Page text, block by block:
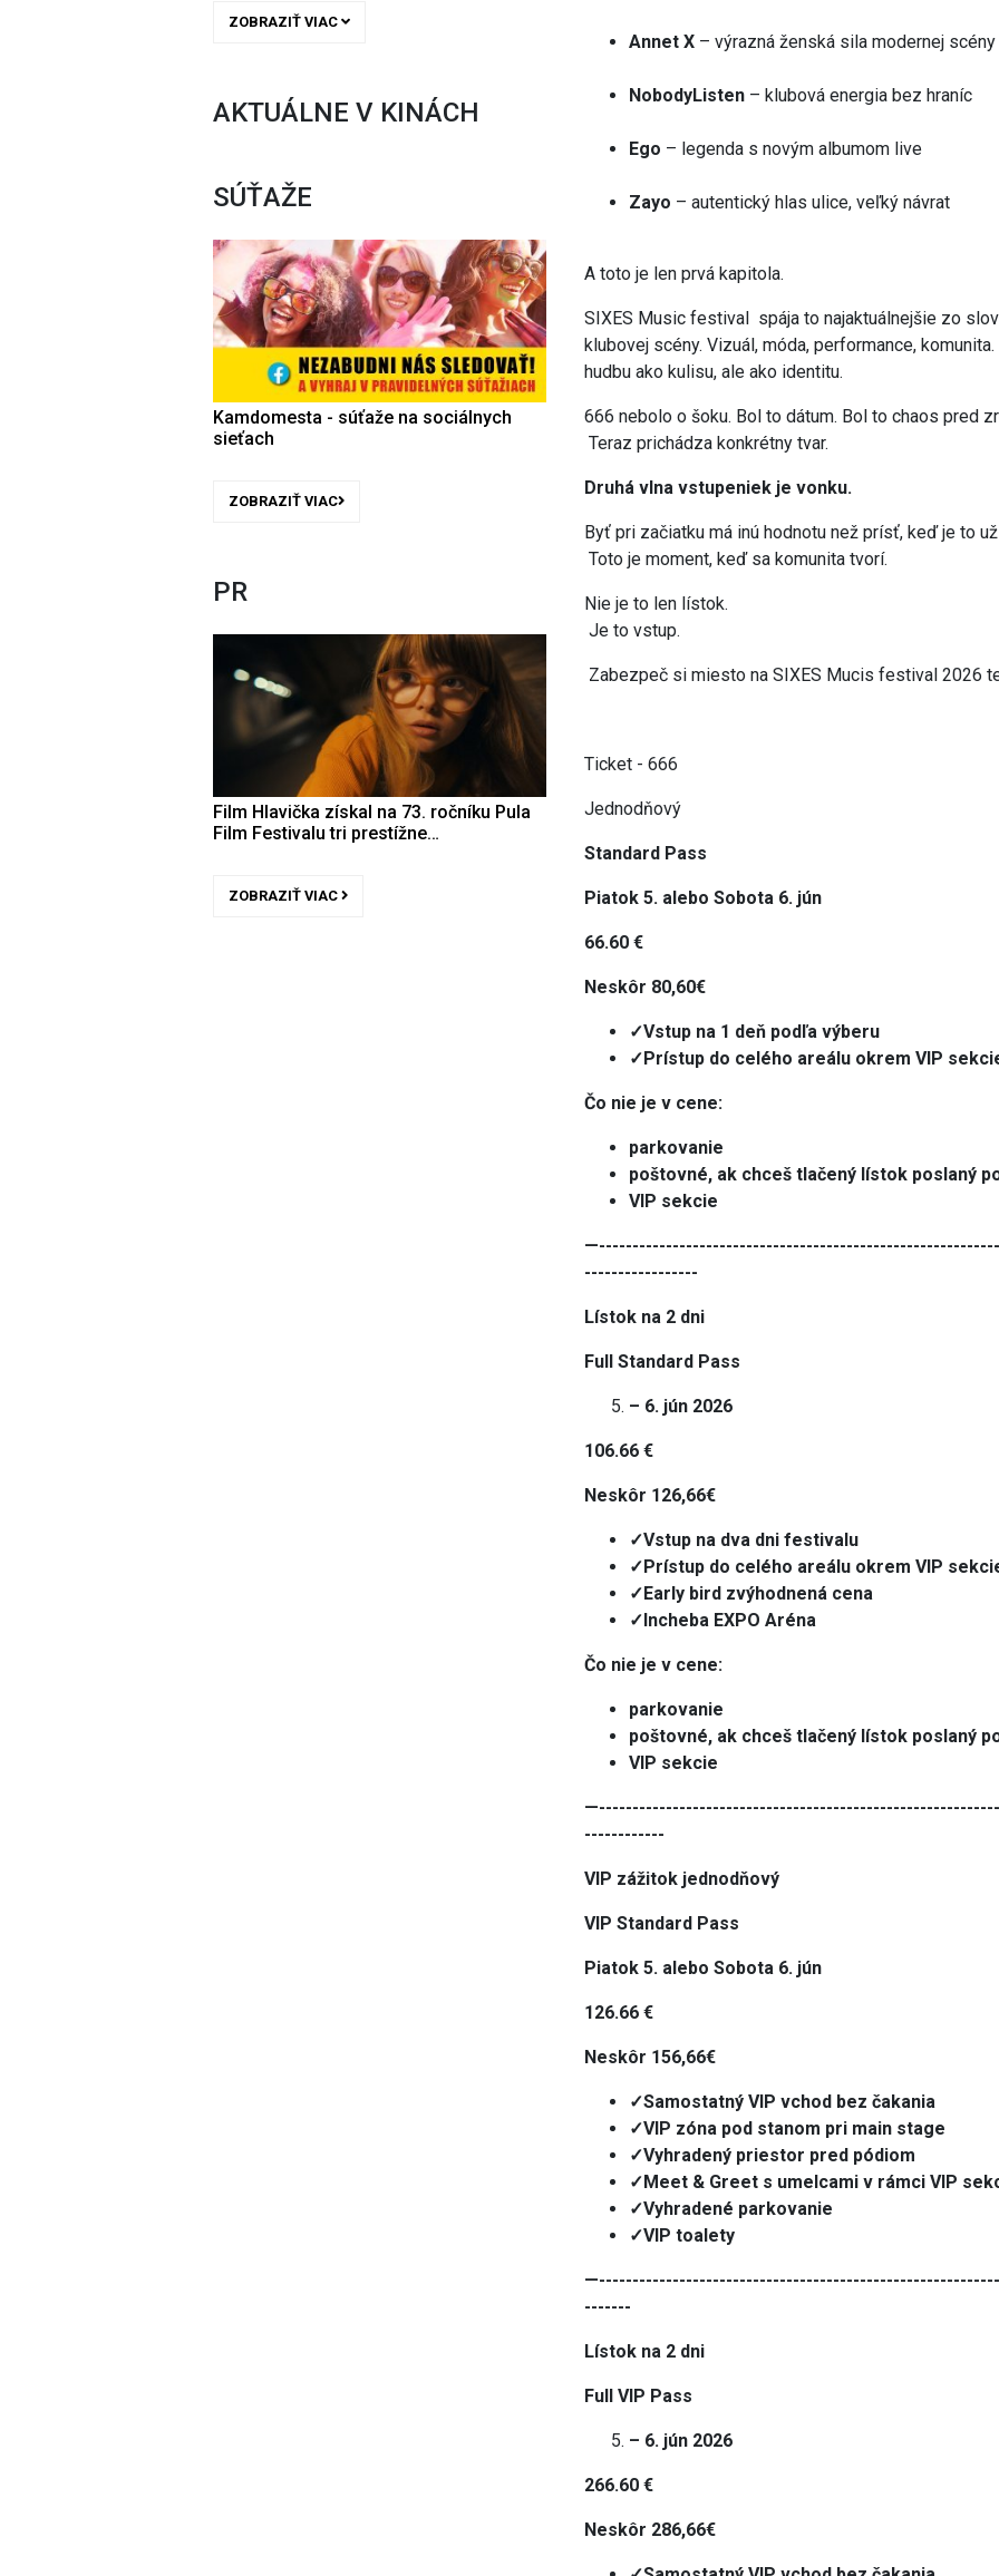
ZOBRAZIŤ VIAC
AKTUÁLNE V KINÁCH
SÚŤAŽE
Kamdomesta - súťaže na sociálnych
sieťach
ZOBRAZIŤ VIAC
PR
Film Hlavička získal na 73. ročníku Pula
Film Festivalu tri prestížne…
ZOBRAZIŤ VIAC
Annet X – výrazná ženská sila modernej scény
NobodyListen – klubová energia bez hraníc
Ego – legenda s novým albumom live
Zayo – autentický hlas ulice, veľký návrat
A toto je len prvá kapitola.
SIXES Music festival spája to najaktuálnejšie zo
klubovej scény. Vizuál, móda, performance,
hudbu ako kulisu, ale ako identitu.
666 nebolo o šoku. Bol to dátum. Bol to chaos pred
Teraz prichádza konkrétny tvar.
Druhá vlna vstupeniek je vonku.
Byť pri začiatku má inú hodnotu než prísť, keď je to
Toto je moment, keď sa komunita tvorí.
Nie je to len lístok.
Je to vstup.
Zabezpeč si miesto na SIXES Mucis festival 2026
Ticket - 666
Jednodňový
Standard Pass
Piatok 5. alebo Sobota 6. jún
66.60 €
Neskôr 80,60€
✓Vstup na 1 deň podľa výberu
✓Prístup do celého areálu okrem VIP
Čo nie je v cene:
parkovanie
poštovné, ak chceš tlačený lístok poslaný
VIP sekcie
-----------------
Lístok na 2 dni
Full Standard Pass
– 6. jún 2026
106.66 €
Neskôr 126,66€
✓Vstup na dva dni festivalu
✓Prístup do celého areálu okrem VIP
✓Early bird zvýhodnená cena
✓Incheba EXPO Aréna
Čo nie je v cene:
parkovanie
poštovné, ak chceš tlačený lístok poslaný
VIP sekcie
------------
VIP zážitok jednodňový
VIP Standard Pass
Piatok 5. alebo Sobota 6. jún
126.66 €
Neskôr 156,66€
✓Samostatný VIP vchod bez čakania
✓VIP zóna pod stanom pri main stage
✓Vyhradený priestor pred pódiom
✓Meet & Greet s umelcami v rámci VIP
✓Vyhradené parkovanie
✓VIP toalety
-------
Lístok na 2 dni
Full VIP Pass
– 6. jún 2026
266.60 €
Neskôr 286,66€